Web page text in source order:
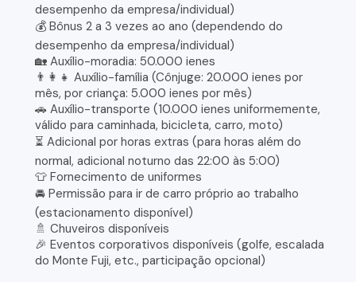
desempenho da empresa/individual)
💰 Bônus 2 a 3 vezes ao ano (dependendo do
desempenho da empresa/individual)
🏡 Auxílio-moradia: 50.000 ienes
👨‍👩‍👧 Auxílio-família (Cônjuge: 20.000 ienes por
mês, por criança: 5.000 ienes por mês)
🚗 Auxílio-transporte (10.000 ienes uniformemente,
válido para caminhada, bicicleta, carro, moto)
⏳ Adicional por horas extras (para horas além do
normal, adicional noturno das 22:00 às 5:00)
👕 Fornecimento de uniformes
🚘 Permissão para ir de carro próprio ao trabalho
(estacionamento disponível)
🚿 Chuveiros disponíveis
🎉 Eventos corporativos disponíveis (golfe, escalada
do Monte Fuji, etc., participação opcional)